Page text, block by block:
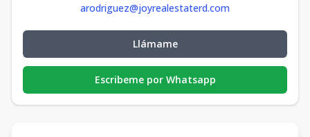
arodriguez@joyrealestaterd.com
Llámame
Escribeme por Whatsapp